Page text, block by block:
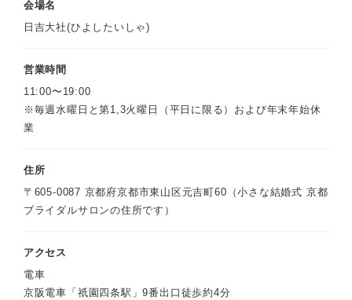
会場名
日吉大社(ひよしたいしゃ)
営業時間
11:00〜19:00
※毎週水曜日と第1,3火曜日（平日に限る）および年末年始休
業
住所
〒605-0087 京都府京都市東山区元吉町60（小さな結婚式 京都
ブライダルサロンの住所です）
アクセス
電車
京阪電車「祇園四条駅」9番出口徒歩約4分